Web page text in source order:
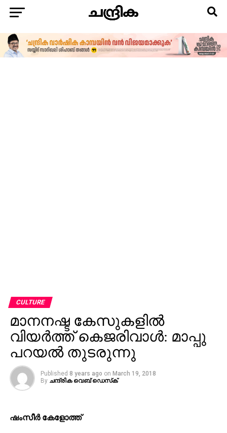
CULTURE
മാനനഷ്ട കേസുകളില്‍
വിയര്‍ത്ത് കെജരിവാള്‍: മാപ്പു
പറയല്‍ തുടരുന്നു
Published 8 years ago on March 19, 2018
By ചന്ദ്രിക വെബ് ഡെസ്‌ക്‌
ഷംസീര്‍ കേളോത്ത്